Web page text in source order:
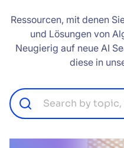
NACH QUELLE FILTERN
Wie wird Algolia
App?
schneller zu finden
Ressourcen, mit denen
und Lösungen von
Neugierig auf neue AI
diese in